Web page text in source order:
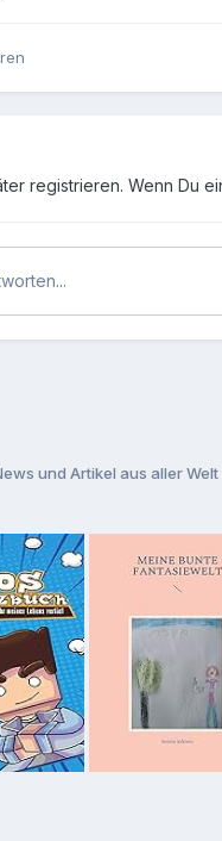
registrieren. Wenn Du
und Artikel aus aller Welt